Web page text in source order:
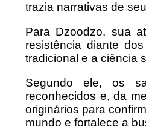
trazia narrativas de
Para Dzoodzo, sua
resistência diante
tradicional e a ciência
Segundo ele, os
reconhecidos e, da
originários para
mundo e fortalece a